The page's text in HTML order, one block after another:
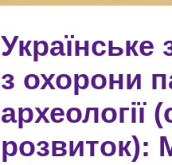
Українське
з охорони
археології
розвиток):